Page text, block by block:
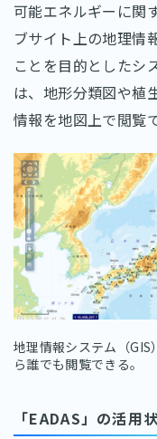
可能エネルギーに関
ブサイト上の地理情
ことを目的としたシ
は、地形分類図や植
情報を地図上で閲覧
地理情報システム（
ら誰でも閲覧できる。
「EADAS」の活用